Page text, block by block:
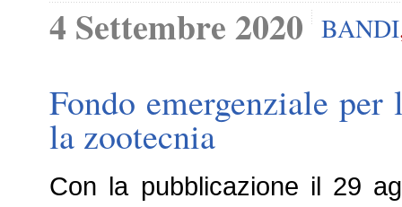
4 Settembre 2020 BANDI
Fondo emergenziale
la zootecnia
Con la pubblicazione il 29